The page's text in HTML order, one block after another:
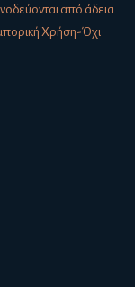
από άδεια
Χρήση-Όχι